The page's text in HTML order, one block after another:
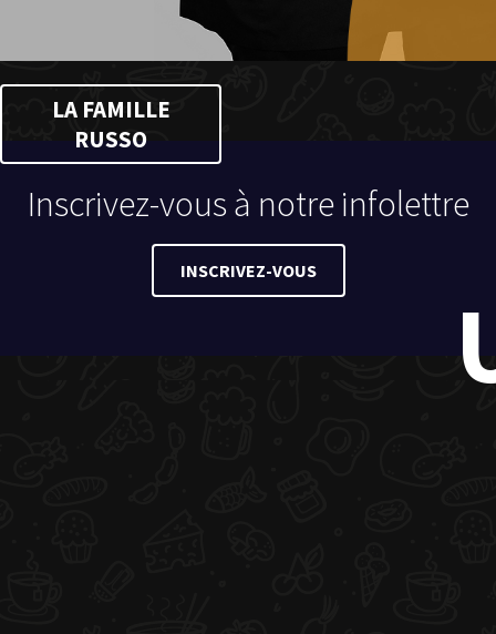
LA FAMILLE
RUSSO
Inscrivez-vous à notre infolettre
INSCRIVEZ-VOUS